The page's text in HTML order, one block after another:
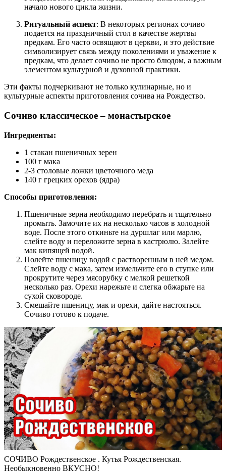
начало нового цикла жизни.
Ритуальный аспект: В некоторых регионах сочиво
подается на праздничный стол в качестве жертвы
предкам. Его часто освящают в церкви, и это действие
символизирует связь между поколениями и уважение к
предкам, что делает сочиво не просто блюдом, а важным
элементом культурной и духовной практики.
Эти факты подчеркивают не только кулинарные, но и
культурные аспекты приготовления сочива на Рождество.
Сочиво классическое – монастырское
Ингредиенты:
1 стакан пшеничных зерен
100 г мака
2-3 столовые ложки цветочного меда
140 г грецких орехов (ядра)
Способы приготовления:
Пшеничные зерна необходимо перебрать и тщательно
промыть. Замочите их на несколько часов в холодной
воде. После этого откиньте на дуршлаг или марлю,
слейте воду и переложите зерна в кастрюлю. Залейте
мак кипящей водой.
Полейте пшеницу водой с растворенным в ней медом.
Слейте воду с мака, затем измельчите его в ступке или
прокрутите через мясорубку с мелкой решеткой
несколько раз. Орехи нарежьте и слегка обжарьте на
сухой сковороде.
Смешайте пшеницу, мак и орехи, дайте настояться.
Сочиво готово к подаче.
СОЧИВО Рождественское . Кутья Рождественская.
Необыкновенно ВКУСНО!